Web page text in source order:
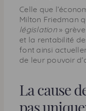
Celle que
Milton Friedman
législation»
et la rentabilité
font ainsi
de leur pouvoir
La cause
pas